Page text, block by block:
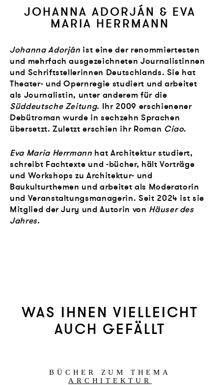
JOHANNA ADORJÁN & EVA
MARIA HERRMANN
Johanna Adorján ist eine der renommiertesten
und mehrfach ausgezeichneten Journalistinnen
und Schriftstellerinnen Deutschlands. Sie hat
Theater- und Opernregie studiert und arbeitet
als Journalistin, unter anderem für die
Süddeutsche Zeitung. Ihr 2009 erschienener
Debütroman wurde in sechzehn Sprachen
übersetzt. Zuletzt erschien ihr Roman Ciao.
Eva Maria Herrmann hat Architektur studiert,
schreibt Fachtexte und -bücher, hält Vorträge
und Workshops zu Architektur- und
Baukulturthemen und arbeitet als Moderatorin
und Veranstaltungsmanagerin. Seit 2024 ist sie
Mitglied der Jury und Autorin von Häuser des
Jahres.
WAS IHNEN VIELLEICHT
AUCH GEFÄLLT
BÜCHER ZUM THEMA
ARCHITEKTUR